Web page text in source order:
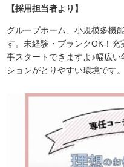
【採用担当者より】
グループホーム、小規模多機
す。未経験・ブランクOK！
事スタートできますよ♪幅広
ションがとりやすい環境です。